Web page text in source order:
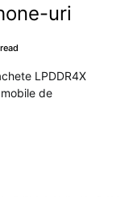
uri
LPDDR4X
de